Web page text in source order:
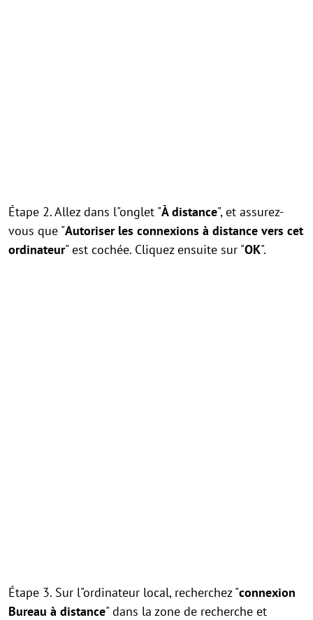
Étape 2. Allez dans l"onglet "À distance", et assurez-
vous que "Autoriser les connexions à distance vers cet
ordinateur" est cochée. Cliquez ensuite sur "OK".
Étape 3. Sur l"ordinateur local, recherchez "connexion
Bureau à distance" dans la zone de recherche et